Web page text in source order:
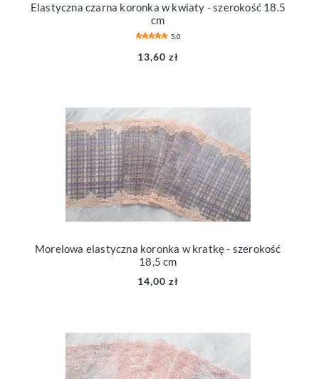
Elastyczna czarna koronka w kwiaty - szerokość 18.5
cm
5.0
13,60 zł
Morelowa elastyczna koronka w kratkę - szerokość
18,5 cm
14,00 zł